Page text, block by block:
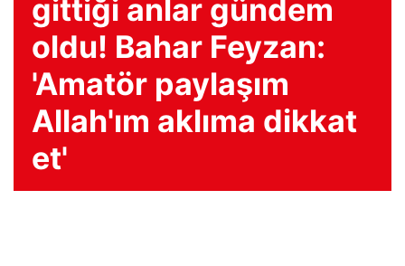
gittiği anlar gündem
oldu! Bahar Feyzan:
'Amatör paylaşım
Allah'ım aklıma dikkat
et'